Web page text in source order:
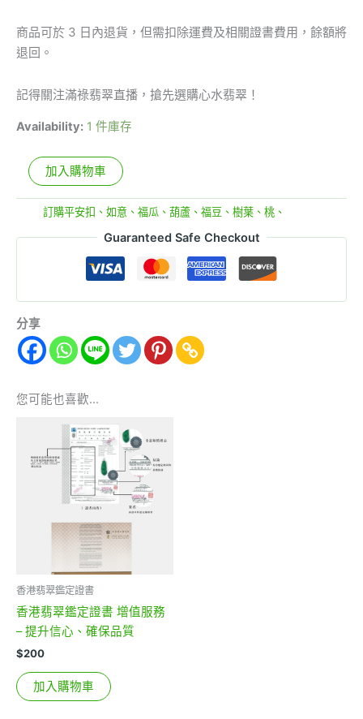
商品可於 3 日內退貨，但需扣除運費及相關證書費用，餘額將
退回。
記得關注滿祿翡翠直播，搶先選購心水翡翠！
Availability: 1 件庫存
加入購物車
訂購平安扣、如意、福瓜、葫蘆、福豆、樹葉、桃、
Guaranteed Safe Checkout
分享
您可能也喜歡…
香港翡翠鑑定證書
香港翡翠鑑定證書 增值服務
– 提升信心、確保品質
$200
加入購物車